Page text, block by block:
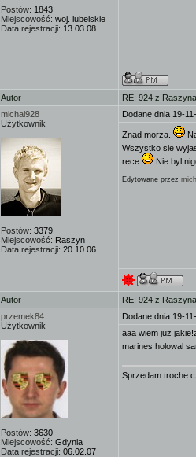
Postów: 1843
Miejscowość: woj. lubelskie
Data rejestracji: 13.03.08
Autor
RE: 924 z
michal928
Użytkownik
Postów: 3379
Miejscowość: Raszyn
Data rejestracji: 20.10.06
Dodane dnia 19-
Znad morza.
Wszystko sie
rece
Nie byl
Edytowane przez
Autor
RE: 924 z
przemek84
Użytkownik
Postów: 3630
Miejscowość: Gdynia
Data rejestracji: 06.02.07
Dodane dnia 19-
aaa wiem juz
marines holowal
Sprzedam troche